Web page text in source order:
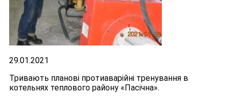
29.01.2021
Тривають планові протиаварійні тренування в
котельнях теплового району «Пасічна».